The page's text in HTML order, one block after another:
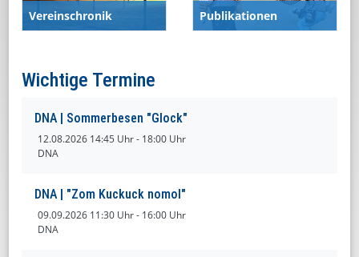
Vereinschronik Publikationen
Wichtige Termine
DNA | Sommerbesen "Glock"
12.08.2026 14:45 Uhr - 18:00 Uhr
DNA
DNA | "Zom Kuckuck nomol"
09.09.2026 11:30 Uhr - 16:00 Uhr
DNA